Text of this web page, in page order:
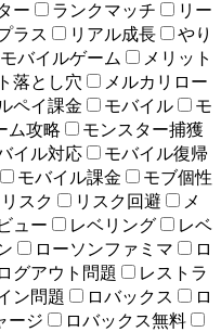
ー ランクマッチ
リー
ラス リアル成長
やり
モバイルゲーム
メリット
落とし穴
メルカリロー
ペイ課金 モバイル
モ
ム攻略
モンスター捕獲
イル対応
モバイル復帰
モバイル課金
モブ個性
リスク リスク回避
メ
ュー レベリング
レベ
ローソンファミマ
ロ
ログアウト問題
レストラ
ン問題 ロバックス
ロ
ージ
ロバックス無料